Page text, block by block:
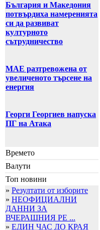
България и Македония
потвърдиха намеренията
си да развиват
културното
сътрудничество
МАЕ разтревожена от
увеличеното търсене на
енергия
Георги Георгиев напуска
ПГ на Атака
Времето
Валути
Топ новини
» Резултати от изборите
» НЕОФИЦИАЛНИ
ДАННИ ЗА
ВЧЕРАШНИЯ РЕ ...
» ЕДИН ЧАС ДО КРАЯ